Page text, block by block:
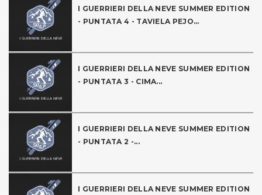
I GUERRIERI DELLA NEVE SUMMER EDITION
- PUNTATA 4 - TAVIELA PEJO...
I GUERRIERI DELLA NEVE SUMMER EDITION
- PUNTATA 3 - CIMA...
I GUERRIERI DELLA NEVE SUMMER EDITION
- PUNTATA 2 -...
I GUERRIERI DELLA NEVE SUMMER EDITION